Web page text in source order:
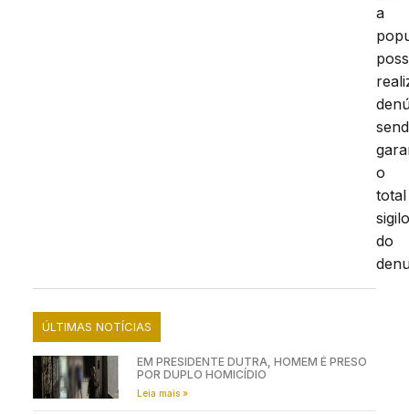
a
o
total
do
ÚLTIMAS NOTÍCIAS
EM PRESIDENTE DUTRA, HOMEM É PRESO
POR DUPLO HOMICÍDIO
Leia mais »